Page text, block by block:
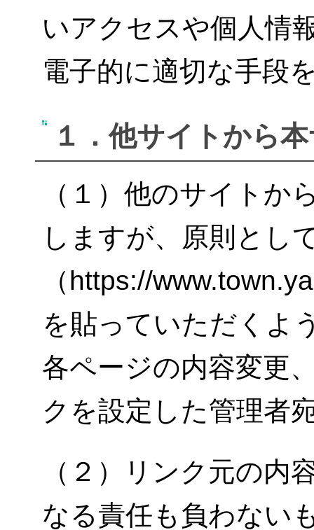
いアクセスや個人情
電子的に適切な手段
１．他サイトから
（１）他のサイトか
しますが、原則とし
（https://
を貼っていただく
各ページの内容変更
クを設定した管理者
（２）リンク元の内
なる責任も負わない